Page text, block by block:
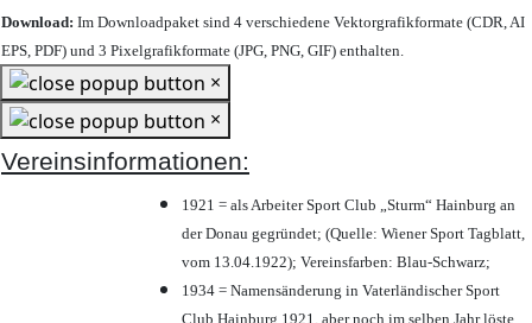
Download: Im Downloadpaket sind 4 verschiedene Vektorgrafikformate (CDR, AI
EPS, PDF) und 3 Pixelgrafikformate (JPG, PNG, GIF) enthalten.
×
×
Vereinsinformationen:
1921 = als Arbeiter Sport Club „Sturm“ Hainburg an
der Donau gegründet; (Quelle: Wiener Sport Tagblatt,
vom 13.04.1922); Vereinsfarben: Blau-Schwarz;
1934 = Namensänderung in Vaterländischer Sport
Club Hainburg 1921, aber noch im selben Jahr löste